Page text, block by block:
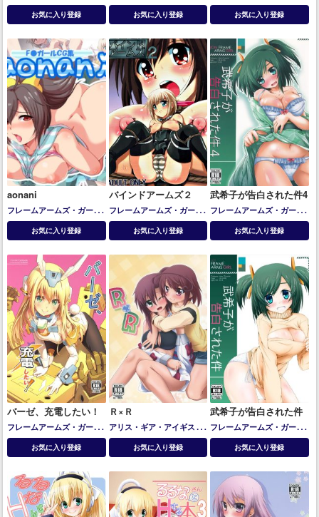
ティアバーゼラルドフレズ
ヴェルクお気に入り登録
フレズヴェルク源内あお轟
お気に入り登録
アーキテクトドゥルガーⅠ
バーゼラルドマガツキ
お気に入り登録
aonani
フレームアームズ・ガール
スティレットバーゼラルド
フレームアーキテクト
お気に入り登録
バインドアームズ２
フレームアームズ・ガール
マテリア源内あお轟雷
お気に入り登録
武希子が告白された件4
フレームアームズ・ガール
寿武希子
お気に入り登録
バーゼ、充電したい！
フレームアームズ・ガール
バーゼラルド
お気に入り登録
Ｒ×Ｒ
アリス・ギア・アイギス 日
向リン蛙坂来弥
お気に入り登録
武希子が告白された件
フレームアームズ・ガール
寿武希子
お気に入り登録